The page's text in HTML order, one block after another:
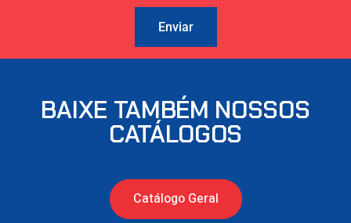
Enviar
BAIXE TAMBÉM NOSSOS
CATÁLOGOS
Catálogo Geral